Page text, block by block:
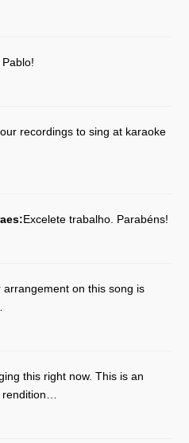
Pablo!
recordings to sing at karaoke
Excelete trabalho. Parabéns!
arrangement on this song is
this right now. This is an